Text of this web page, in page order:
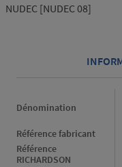
NUDEC [NUDEC 08]
Dénomination
Référence fabricant
Référence
RICHARDSON